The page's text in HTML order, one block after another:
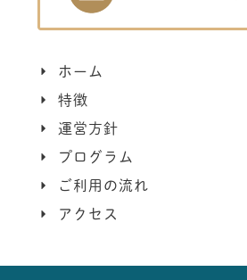
ホーム
特徴
運営方針
プログラム
ご利用の流れ
アクセス